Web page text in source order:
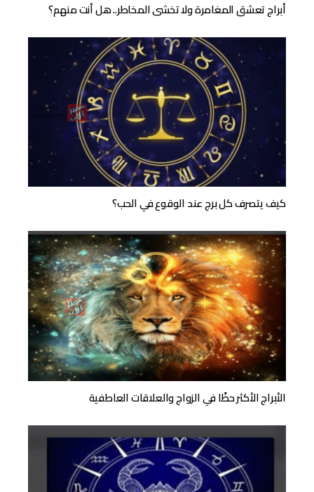
أبراج تعشق المغامرة ولا تخشى المخاطر.. هل أنت منهم؟
كيف يتصرف كل برج عند الوقوع في الحب؟
الأبراج الأكثر حظًا في الزواج والعلاقات العاطفية